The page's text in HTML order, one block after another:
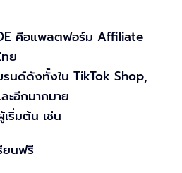
คือแพลตฟอร์ม Affiliate
ย
นด์ดังทั้งใน TikTok Shop,
ะอีกมากมาย
ริ่มต้น เช่น
ยนฟรี